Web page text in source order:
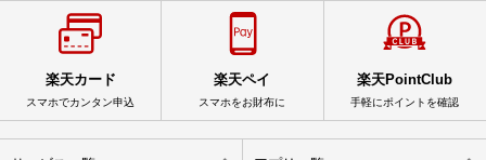
楽天カード
スマホでカンタン申込
楽天ペイ
スマホをお財布に
楽天PointClub
手軽にポイントを確認